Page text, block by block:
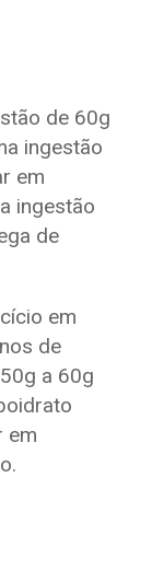
de 60g
ingestão
em
ingestão
de
em
de
a 60g
em